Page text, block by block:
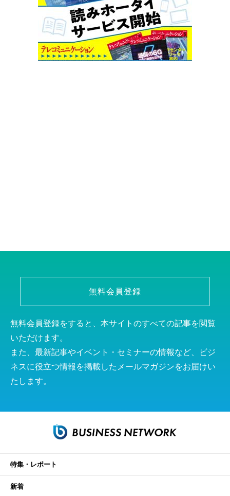
無料会員登録
無料会員登録をすると、本サイトのすべての記事を閲覧
いただけます。
また、最新記事やイベント・セミナーの情報など、ビジ
ネスに役立つ情報を掲載したメールマガジンをお届けい
たします。
特集・レポート
新着